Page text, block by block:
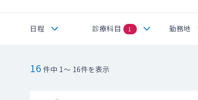
日程 診療科目 1 勤務地
16 件中 1～ 16件を表示